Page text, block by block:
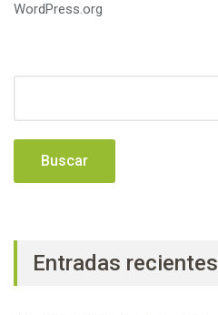
WordPress.org
Entradas recientes